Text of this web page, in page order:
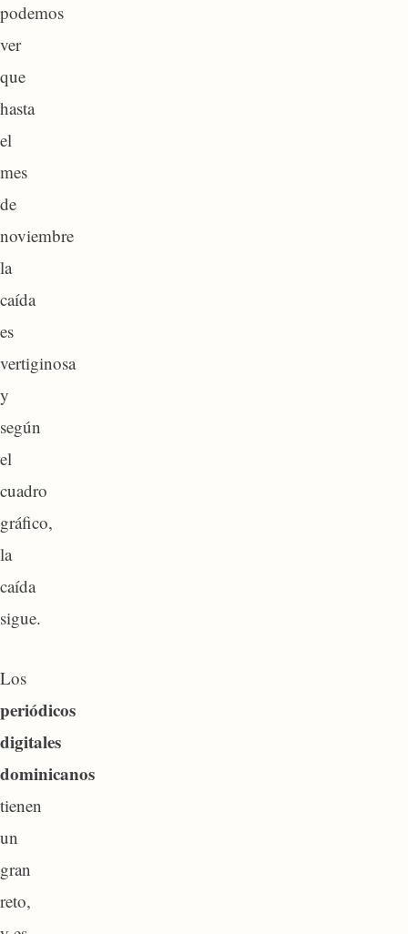
podemos
ver
que
hasta
el
mes
de
noviembre
la
caída
es
vertiginosa
y
según
el
cuadro
gráfico,
la
caída
sigue.
Los
periódicos
digitales
dominicanos
tienen
un
gran
reto,